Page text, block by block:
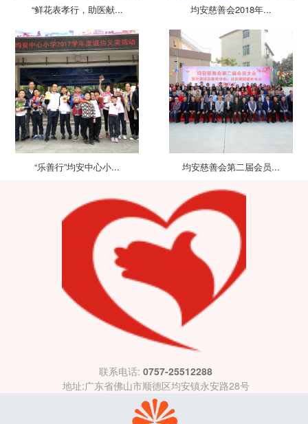
“鲜花表孝行，助医献... 均安慈善会2018年...
“乐善行”均安中心小... 均安慈善会第二届会员...
联系电话: 0757-25512288
地址:广东省佛山市顺德区均安镇永安路28号